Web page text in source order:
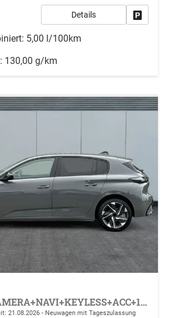
Details
5,00 l/100km
130,00 g/km
Allure SHZ+KAMERA+NAVI+KEYLESS+ACC+17 LM
21.08.2026 Neuwagen mit Tageszulassung